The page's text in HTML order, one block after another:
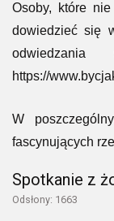
Osoby, które
dowiedzieć się
https://
W
fascynujących
Spotkanie z
Odsłony: 1663